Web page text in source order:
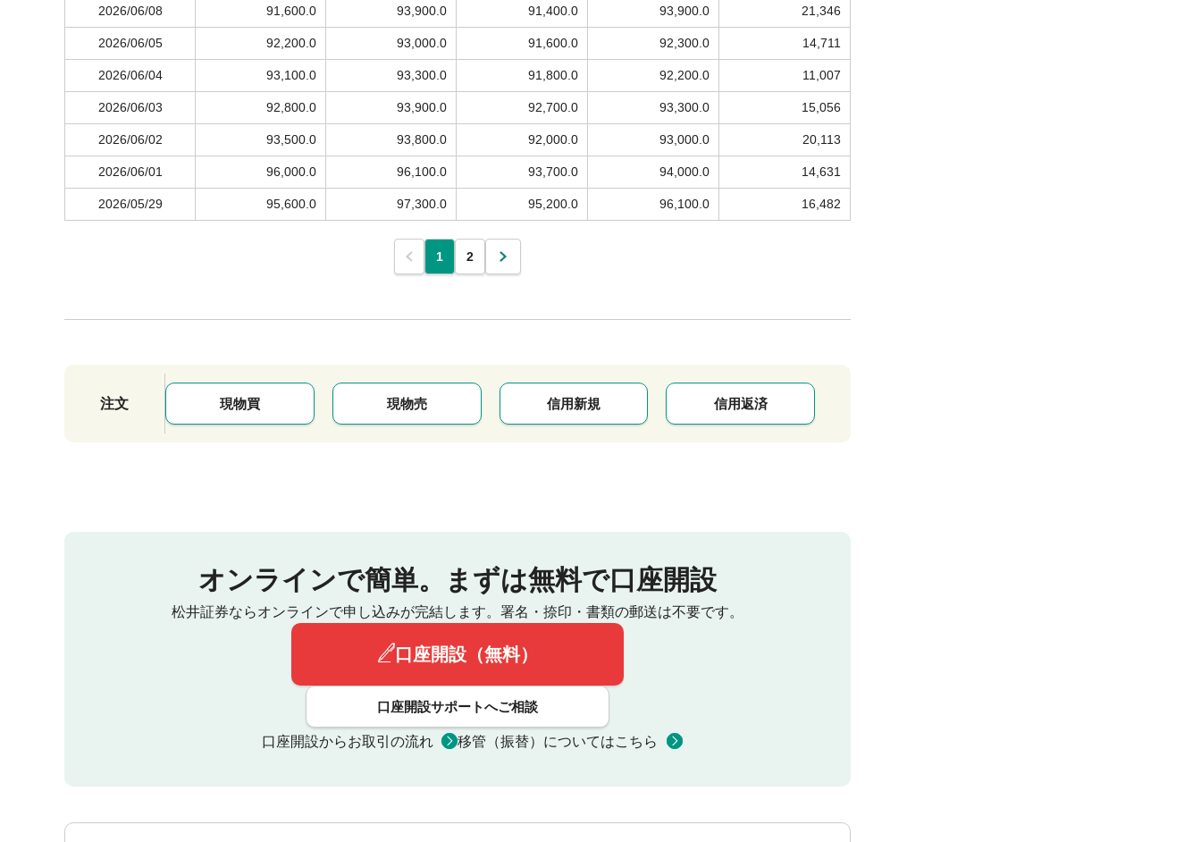
2026/06/08 91,600.0 93,900.0 91,400.0 93,900.0 21,346
2026/06/05 92,200.0 93,000.0 91,600.0 92,300.0 14,711
2026/06/04 93,100.0 93,300.0 91,800.0 92,200.0 11,007
2026/06/03 92,800.0 93,900.0 92,700.0 93,300.0 15,056
2026/06/02 93,500.0 93,800.0 92,000.0 93,000.0 20,113
2026/06/01 96,000.0 96,100.0 93,700.0 94,000.0 14,631
2026/05/29 95,600.0 97,300.0 95,200.0 96,100.0 16,482
1 2
注文 現物買 現物売 信用新規 信用返済
オンラインで簡単。 まずは無料で口座開設
松井証券ならオンラインで申し込みが完結します。 署名・捺印・書類の郵送は不要です。
口座開設（無料）
口座開設サポートへご相談
口座開設からお取引の流れ 移管（振替）についてはこちら